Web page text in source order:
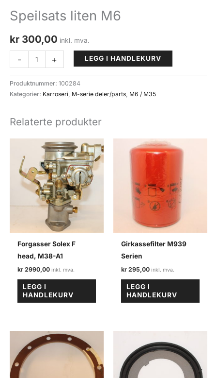
Speilsats liten M6
kr 300,00 inkl. mva.
-
Speilsats
liten
M6
antall
+ LEGG I HANDLEKURV
Produktnummer: 100284
Kategorier: Karroseri, M-serie deler/parts, M6 / M35
Relaterte produkter
Forgasser Solex F
head, M38-A1
kr 2990,00
LEGG I
HANDLEKURV
Girkassefilter M939
Serien
kr 295,00
LEGG I
HANDLEKURV